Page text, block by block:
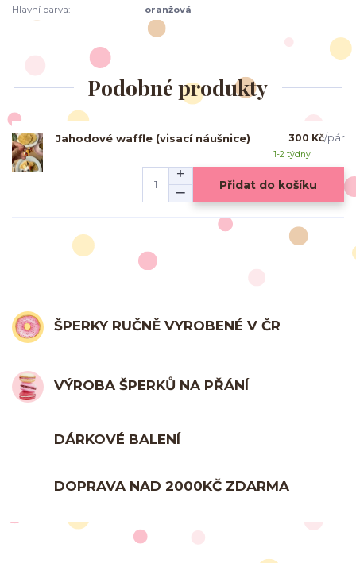
Hlavní barva:
oranžová
Podobné produkty
Jahodové waffle (visací náušnice) 300 Kč/pár
1-2 týdny
Přidat do košíku
ŠPERKY RUČNĚ VYROBENÉ V ČR
VÝROBA ŠPERKŮ NA PŘÁNÍ
DÁRKOVÉ BALENÍ
DOPRAVA NAD 2000KČ ZDARMA